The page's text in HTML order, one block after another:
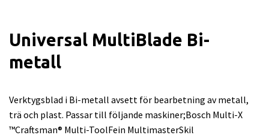
Universal MultiBlade Bi-
metall
Verktygsblad i Bi-metall avsett för bearbetning av metall,
trä och plast. Passar till följande maskiner;Bosch Multi-X
™Craftsman® Multi-ToolFein MultimasterSkil